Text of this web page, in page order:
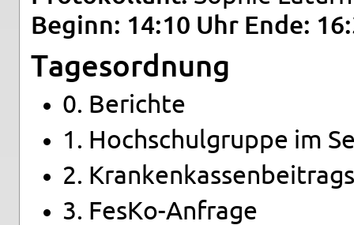
Be­ginn: 14:10 Uhr Ende:
Ta­ges­ord­nung
0. Be­rich­te
1. Hoch­schul­grup­pe im
2.
3. Fes­Ko-An­fra­ge